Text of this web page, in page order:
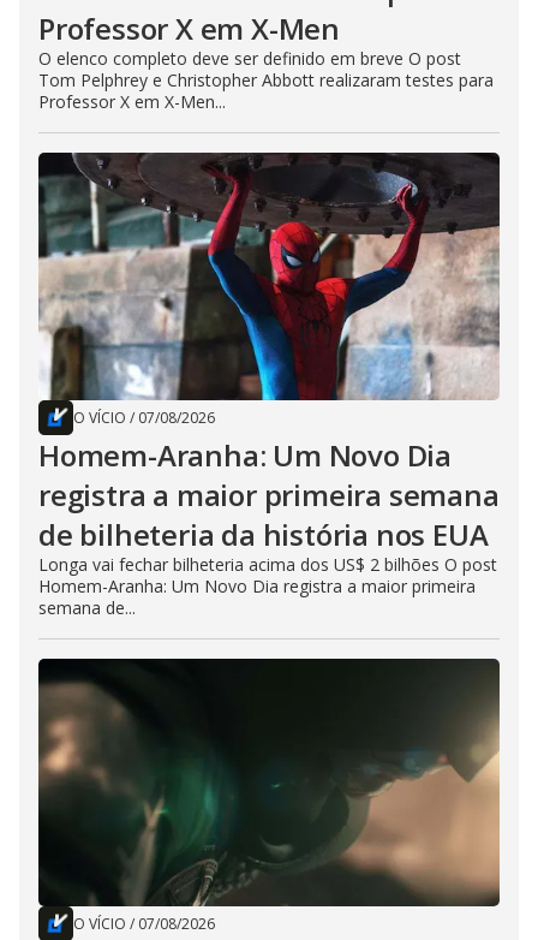
Professor X em X-Men
O elenco completo deve ser definido em breve O post
Tom Pelphrey e Christopher Abbott realizaram testes para
Professor X em X-Men...
O VÍCIO / 07/08/2026
Homem-Aranha: Um Novo Dia
registra a maior primeira semana
de bilheteria da história nos EUA
Longa vai fechar bilheteria acima dos US$ 2 bilhões O post
Homem-Aranha: Um Novo Dia registra a maior primeira
semana de...
O VÍCIO / 07/08/2026